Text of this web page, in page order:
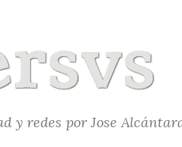
y redes por Jose